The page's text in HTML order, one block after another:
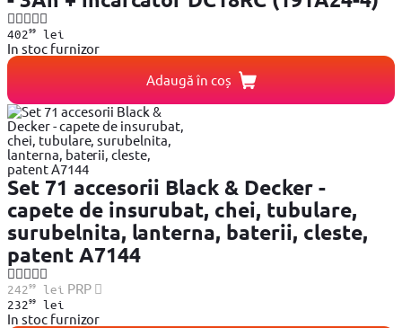
40299lei
In stoc furnizor
Adaugă în coș
Set 71 accesorii Black & Decker -
capete de insurubat, chei, tubulare,
surubelnita, lanterna, baterii, cleste,
patent A7144
24299lei PRP
23299lei
In stoc furnizor